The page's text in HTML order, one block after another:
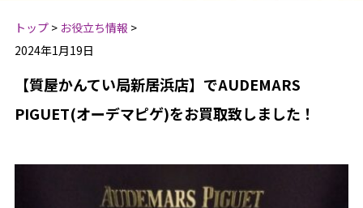
トップ> お役立ち情報 >
2024年1月19日
【質屋かんてい局新居浜店】でAUDEMARS
PIGUET(オーデマピゲ)をお買取致しました！